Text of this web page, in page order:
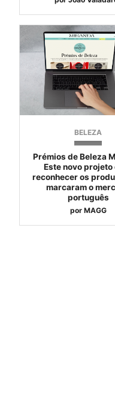
BELEZA
Prémios de Beleza
Este novo projeto
reconhecer os
marcaram o
português
por MAGG